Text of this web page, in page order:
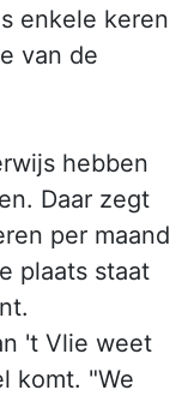
enkele keren
van de
hebben
Daar zegt
per maand
plaats staat
't Vlie weet
komt. "We